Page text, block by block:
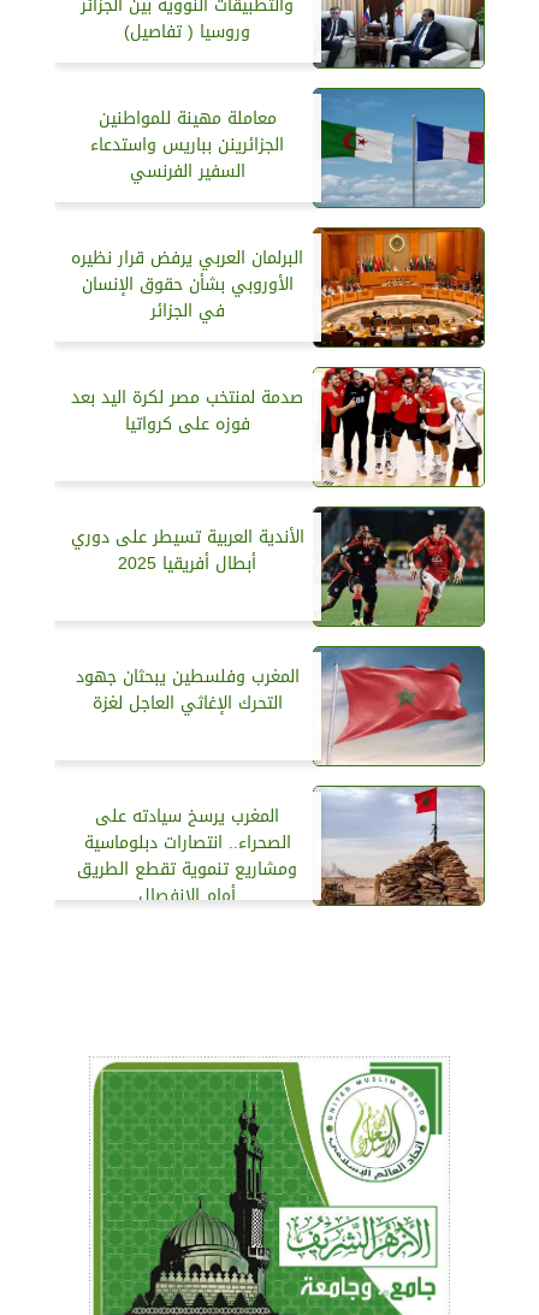
وروسيا ( تفاصيل)
معاملة مهينة للمواطنين
الجزائرينن بباريس واستدعاء
السفير الفرنسي
البرلمان العربي يرفض قرار نظيره
الأوروبي بشأن حقوق الإنسان
في الجزائر
صدمة لمنتخب مصر لكرة اليد بعد
فوزه على كرواتيا
الأندية العربية تسيطر على دوري
أبطال أفريقيا 2025
المغرب وفلسطين يبحثان جهود
التحرك الإغاثي العاجل لغزة
المغرب يرسخ سيادته على
الصحراء.. انتصارات دبلوماسية
ومشاريع تنموية تقطع الطريق
أمام الانفصال